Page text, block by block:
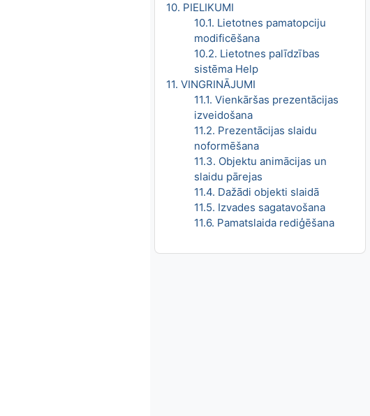
10. PIELIKUMI
10.1. Lietotnes pamatopciju
modificēšana
10.2. Lietotnes palīdzības
sistēma Help
11. VINGRINĀJUMI
11.1. Vienkāršas prezentācijas
izveidošana
11.2. Prezentācijas slaidu
noformēšana
11.3. Objektu animācijas un
slaidu pārejas
11.4. Dažādi objekti slaidā
11.5. Izvades sagatavošana
11.6. Pamatslaida rediģēšana